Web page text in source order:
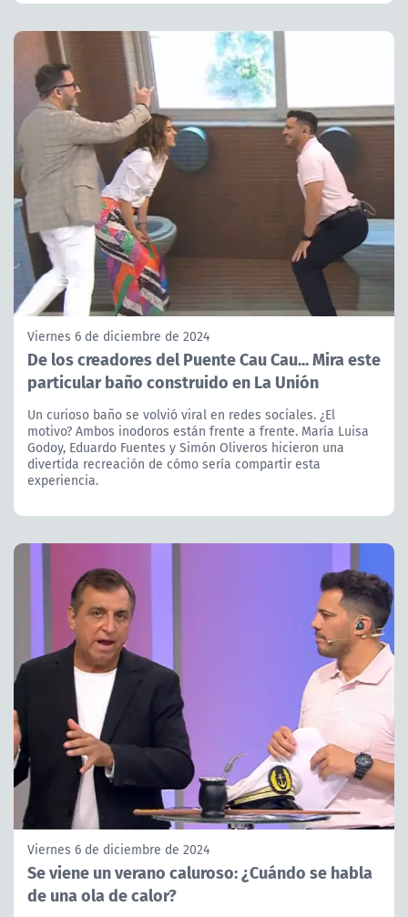
Viernes 6 de diciembre de 2024
De los creadores del Puente Cau Cau... Mira este
particular baño construido en La Unión
Un curioso baño se volvió viral en redes sociales. ¿El
motivo? Ambos inodoros están frente a frente. María Luisa
Godoy, Eduardo Fuentes y Simón Oliveros hicieron una
divertida recreación de cómo sería compartir esta
experiencia.
Viernes 6 de diciembre de 2024
Se viene un verano caluroso: ¿Cuándo se habla
de una ola de calor?